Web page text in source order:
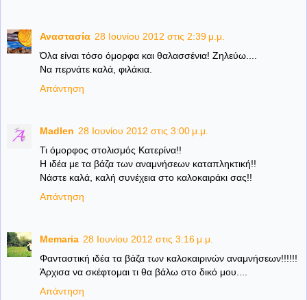
Αναστασία 28 Ιουνίου 2012 στις 2:39 μ.μ.
Όλα είναι τόσο όμορφα και θαλασσένια! Ζηλεύω....
Να περνάτε καλά, φιλάκια.
Απάντηση
Madlen 28 Ιουνίου 2012 στις 3:00 μ.μ.
Τι όμορφος στολισμός Κατερίνα!!
Η ιδέα με τα βάζα των αναμνήσεων καταπληκτική!!
Νάστε καλά, καλή συνέχεια στο καλοκαιράκι σας!!
Απάντηση
Memaria 28 Ιουνίου 2012 στις 3:16 μ.μ.
Φανταστική ιδέα τα βάζα των καλοκαιρινών αναμνήσεων!!!!!!
Άρχισα να σκέφτομαι τι θα βάλω στο δικό μου....
Απάντηση